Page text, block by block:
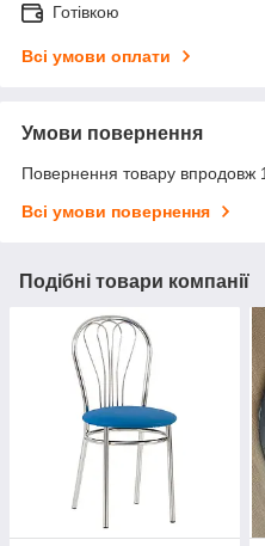
Готівкою
Всі умови оплати
Умови повернення
Повернення товару впродовж
Всі умови повернення
Подібні товари компанії